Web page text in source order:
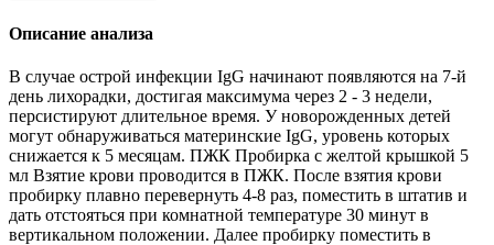
Описание анализа
В случае острой инфекции IgG начинают появляются на 7-й
день лихорадки, достигая максимума через 2 - 3 недели,
персистируют длительное время. У новорожденных детей
могут обнаруживаться материнские IgG, уровень которых
снижается к 5 месяцам. ПЖК Пробирка с желтой крышкой 5
мл Взятие крови проводится в ПЖК. После взятия крови
пробирку плавно перевернуть 4-8 раз, поместить в штатив и
дать отстояться при комнатной температуре 30 минут в
вертикальном положении. Далее пробирку поместить в